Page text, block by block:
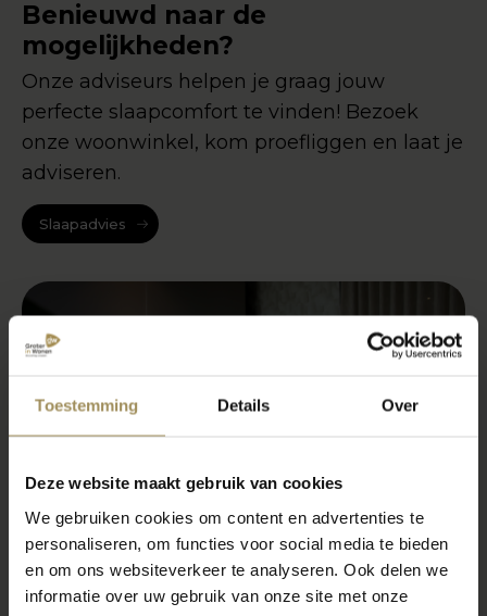
Toestemming Details Over
Deze website maakt gebruik van cookies
We gebruiken cookies om content en advertenties te
personaliseren, om functies voor social media te bieden
en om ons websiteverkeer te analyseren. Ook delen we
informatie over uw gebruik van onze site met onze
Benieuwd naar de
mogelijkheden?
Onze adviseurs helpen je graag jouw
perfecte slaapcomfort te vinden! Bezoek
onze woonwinkel, kom proefliggen en laat je
adviseren.
Slaapadvies